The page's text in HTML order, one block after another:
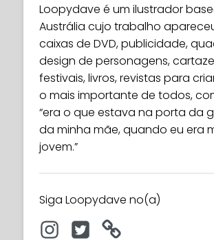
Loopydave é um ilustrador
Austrália cujo trabalho
caixas de DVD, publicidade,
design de personagens,
festivais, livros, revistas para
o mais importante de todos,
“era o que estava na porta da
da minha mãe, quando eu era
jovem.”
Siga Loopydave no(a)